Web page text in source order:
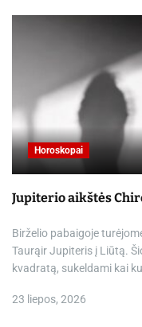
Horoskopai
Jupiterio aikštės
Birželio pabaigoje
Taurąir Jupiteris į Liūtą.
kvadratą, sukeldami kai
23 liepos, 2026